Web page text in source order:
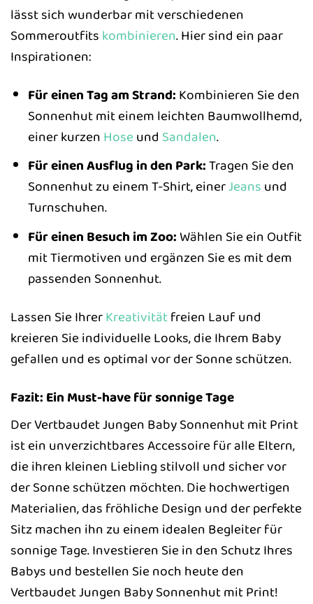
lässt sich wunderbar mit verschiedenen
Sommeroutfits kombinieren. Hier sind ein paar
Inspirationen:
Für einen Tag am Strand: Kombinieren Sie den
Sonnenhut mit einem leichten Baumwollhemd,
einer kurzen Hose und Sandalen.
Für einen Ausflug in den Park:Tragen Sie den
Sonnenhut zu einem T-Shirt, einerJeans und
Turnschuhen.
Für einen Besuch im Zoo:Wählen Sie ein Outfit
mit Tiermotiven und ergänzen Sie es mit dem
passenden Sonnenhut.
Lassen Sie IhrerKreativitätfreien Lauf und
kreieren Sie individuelle Looks, die Ihrem Baby
gefallen und es optimal vor der Sonne schützen.
Fazit: Ein Must-have für sonnige Tage
Der Vertbaudet Jungen Baby Sonnenhut mit Print
ist ein unverzichtbares Accessoire für alle Eltern,
die ihren kleinen Liebling stilvoll und sicher vor
der Sonne schützen möchten. Die hochwertigen
Materialien, das fröhliche Design und der perfekte
Sitz machen ihn zu einem idealen Begleiter für
sonnige Tage. Investieren Sie in den Schutz Ihres
Babys und bestellen Sie noch heute den
Vertbaudet Jungen Baby Sonnenhut mit Print!